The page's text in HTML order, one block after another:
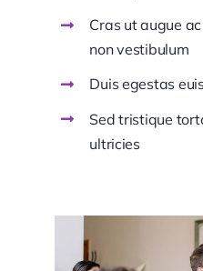
Cras ut augue
non vestibulum
Duis egestas
Sed tristique
ultricies